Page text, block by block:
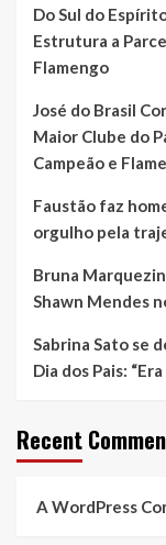
Do Sul do
Estrutura a
Flamengo
José do Brasil
Maior Clube do
Campeão e
Faustão faz
orgulho pela
Bruna
Shawn Mendes
Sabrina Sato se
Dia dos Pais:
Recent
A WordPress